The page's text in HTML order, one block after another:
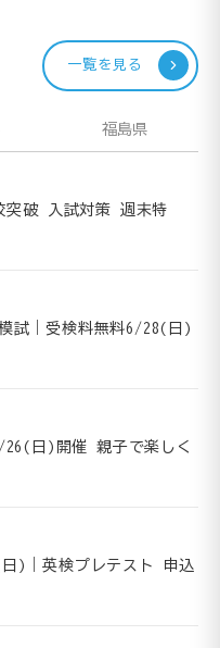
一覧を見る
福島県
突破 入試対策 週末特
試｜受検料無料6/28(日)
26(日)開催 親子で楽しく
)｜英検プレテスト 申込